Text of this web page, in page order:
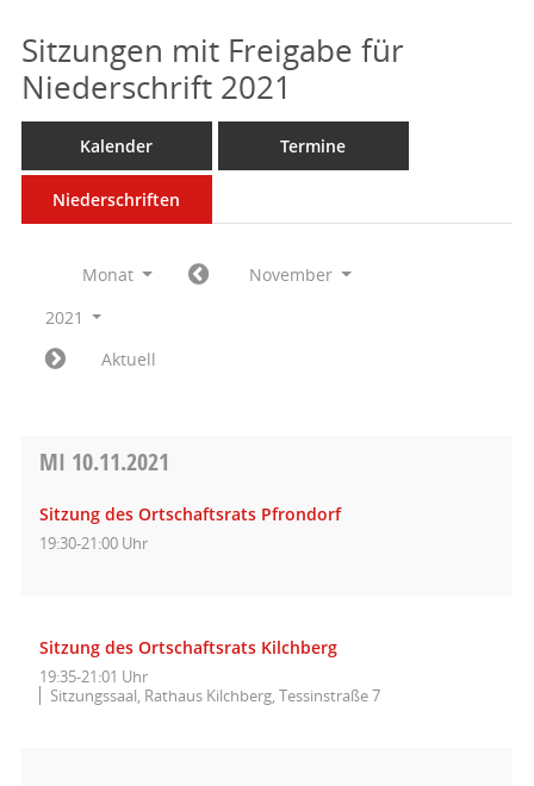
Sitzungen mit Freigabe für
Niederschrift 2021
Kalender Termine
Niederschriften
Monat
November
2021
Aktuell
MI 10.11.2021
Sitzung des Ortschaftsrats Pfrondorf
19:30-21:00 Uhr
Sitzung des Ortschaftsrats Kilchberg
19:35-21:01 Uhr
Sitzungssaal, Rathaus Kilchberg, Tessinstraße 7